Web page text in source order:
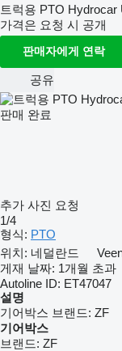
트럭용 PTO Hydrocar
가격은 요청 시 공개
판매자에게 연락
공유
판매 완료
추가 사진 요청
1/4
형식: PTO
위치: 네덜란드
게재 날짜: 1개월 초과
Autoline ID: ET47047
설명
기어박스 브랜드: ZF
기어박스
브랜드: ZF